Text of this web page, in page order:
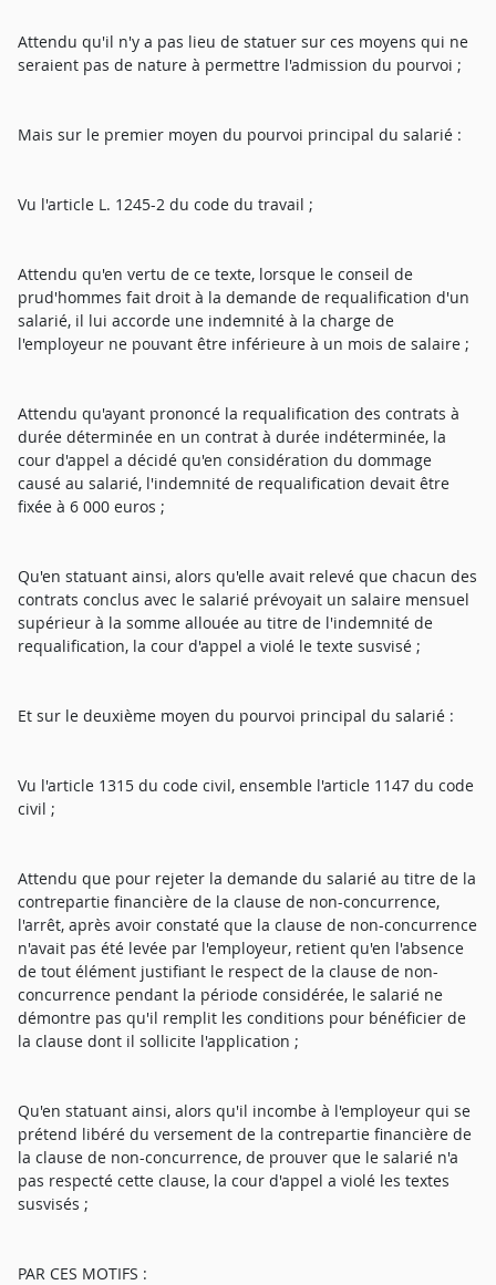
Attendu qu'il n'y a pas lieu de statuer sur ces moyens qui ne
seraient pas de nature à permettre l'admission du pourvoi ;
Mais sur le premier moyen du pourvoi principal du salarié :
Vu l'article L. 1245-2 du code du travail ;
Attendu qu'en vertu de ce texte, lorsque le conseil de
prud'hommes fait droit à la demande de requalification d'un
salarié, il lui accorde une indemnité à la charge de
l'employeur ne pouvant être inférieure à un mois de salaire ;
Attendu qu'ayant prononcé la requalification des contrats à
durée déterminée en un contrat à durée indéterminée, la
cour d'appel a décidé qu'en considération du dommage
causé au salarié, l'indemnité de requalification devait être
fixée à 6 000 euros ;
Qu'en statuant ainsi, alors qu'elle avait relevé que chacun des
contrats conclus avec le salarié prévoyait un salaire mensuel
supérieur à la somme allouée au titre de l'indemnité de
requalification, la cour d'appel a violé le texte susvisé ;
Et sur le deuxième moyen du pourvoi principal du salarié :
Vu l'article 1315 du code civil, ensemble l'article 1147 du code
civil ;
Attendu que pour rejeter la demande du salarié au titre de la
contrepartie financière de la clause de non-concurrence,
l'arrêt, après avoir constaté que la clause de non-concurrence
n'avait pas été levée par l'employeur, retient qu'en l'absence
de tout élément justifiant le respect de la clause de non-
concurrence pendant la période considérée, le salarié ne
démontre pas qu'il remplit les conditions pour bénéficier de
la clause dont il sollicite l'application ;
Qu'en statuant ainsi, alors qu'il incombe à l'employeur qui se
prétend libéré du versement de la contrepartie financière de
la clause de non-concurrence, de prouver que le salarié n'a
pas respecté cette clause, la cour d'appel a violé les textes
susvisés ;
PAR CES MOTIFS :